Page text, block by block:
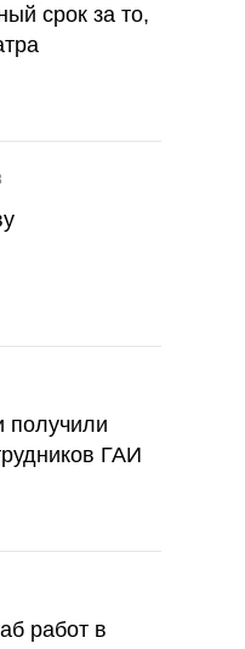
срок за то,
получили
ГАИ
работ в